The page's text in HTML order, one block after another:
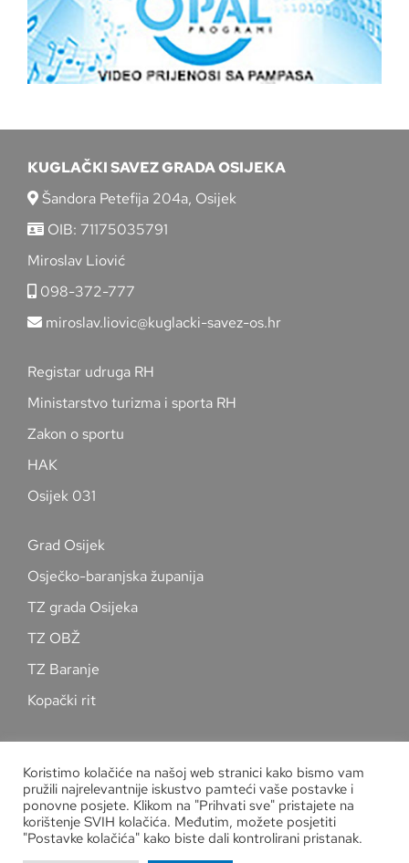
KUGLAČKI SAVEZ GRADA OSIJEKA
Šandora Petefija 204a, Osijek
OIB: 71175035791
Miroslav Liović
098-372-777
miroslav.liovic@kuglacki-savez-os.hr
Registar udruga RH
Ministarstvo turizma i sporta RH
Zakon o sportu
HAK
Osijek 031
Grad Osijek
Osječko-baranjska županija
TZ grada Osijeka
TZ OBŽ
TZ Baranje
Kopački rit
Zaštita osobnih podataka
Koristimo kolačiće na našoj web stranici kako bismo vam
pružili najrelevantnije iskustvo pamteći vaše postavke i
ponovne posjete. Klikom na "Prihvati sve" pristajete na
korištenje SVIH kolačića. Međutim, možete posjetiti
"Postavke kolačića" kako biste dali kontrolirani pristanak.